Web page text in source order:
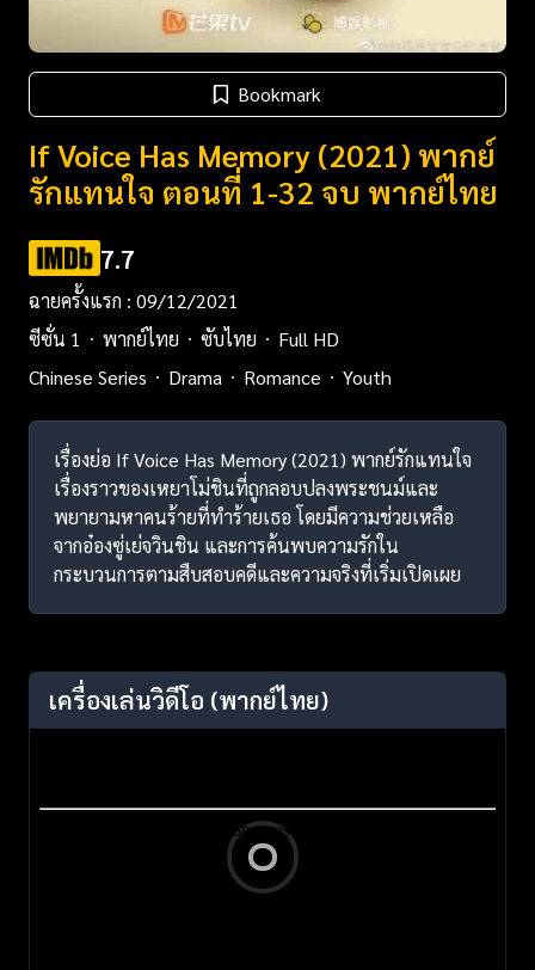
Bookmark
If Voice Has Memory (2021) พากย์
รักแทนใจ ตอนที่ 1-32 จบ พากย์ไทย
7.7
ฉายครั้งแรก : 09/12/2021
ซีซั่น 1
พากย์ไทย ซับไทย
Full HD
Chinese Series
Drama Romance Youth
เรื่องย่อ If Voice Has Memory (2021) พากย์รักแทนใจ
เรื่องราวของเหยาโม่ชินที่ถูกลอบปลงพระชนม์และ
พยายามหาคนร้ายที่ทำร้ายเธอ โดยมีความช่วยเหลือ
จากอ๋องซู่เย่จวินชิน และการค้นพบความรักใน
กระบวนการตามสืบสอบคดีและความจริงที่เริ่มเปิดเผย
เครื่องเล่นวิดีโอ (พากย์ไทย)